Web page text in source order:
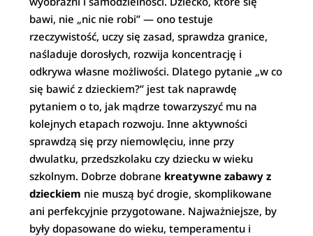
bawi, nie „nic nie robi” — ono testuje
rzeczywistość, uczy się zasad, sprawdza granice,
naśladuje dorosłych, rozwija koncentrację i
odkrywa własne możliwości. Dlatego pytanie „w co
się bawić z dzieckiem?” jest tak naprawdę
pytaniem o to, jak mądrze towarzyszyć mu na
kolejnych etapach rozwoju. Inne aktywności
sprawdzą się przy niemowlęciu, inne przy
dwulatku, przedszkolaku czy dziecku w wieku
szkolnym. Dobrze dobrane kreatywne zabawy z
dzieckiem nie muszą być drogie, skomplikowane
ani perfekcyjnie przygotowane. Najważniejsze, by
były dopasowane do wieku, temperamentu i